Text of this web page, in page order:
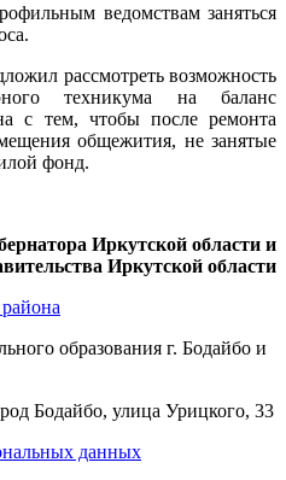
ведомствам заняться
рассмотреть возможность
техникума на баланс
с тем, чтобы после ремонта
общежития, не занятые
фонд.
Иркутской области и
Иркутской области
образования г. Бодайбо и
Бодайбо, улица Урицкого, 33
данных